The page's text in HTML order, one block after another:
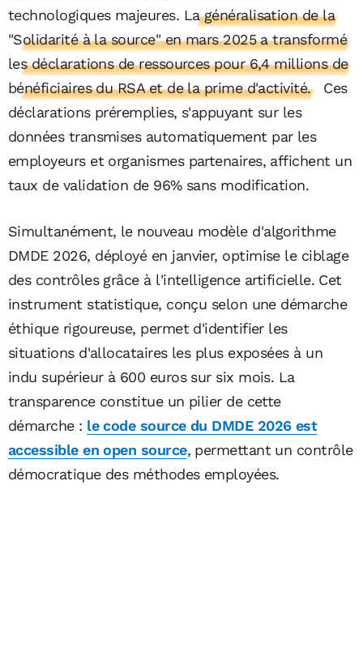
technologiques majeures. La généralisation de la
"Solidarité à la source" en mars 2025 a transformé
les déclarations de ressources pour 6,4 millions de
bénéficiaires du RSA et de la prime d'activité.
Ces
déclarations préremplies, s'appuyant sur les
données transmises automatiquement par les
employeurs et organismes partenaires, affichent un
taux de validation de 96% sans modification.
Simultanément, le nouveau modèle d'algorithme
DMDE 2026, déployé en janvier, optimise le ciblage
des contrôles grâce à l'intelligence artificielle. Cet
instrument statistique, conçu selon une démarche
éthique rigoureuse, permet d'identifier les
situations d'allocataires les plus exposées à un
indu supérieur à 600 euros sur six mois. La
transparence constitue un pilier de cette
démarche : le code source du DMDE 2026 est
accessible en open source, permettant un contrôle
démocratique des méthodes employées.